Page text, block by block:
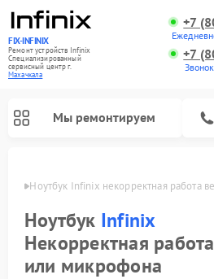
FIX-INFINIX
Ремонт устройств Infinix
Специализированный
cервисный центр г.
Махачкала
+7
+7
Мы ремонтируем
Ноутбук Infinix некорректная работа
Ноутбук Infinix
Некорректная
или микрофона